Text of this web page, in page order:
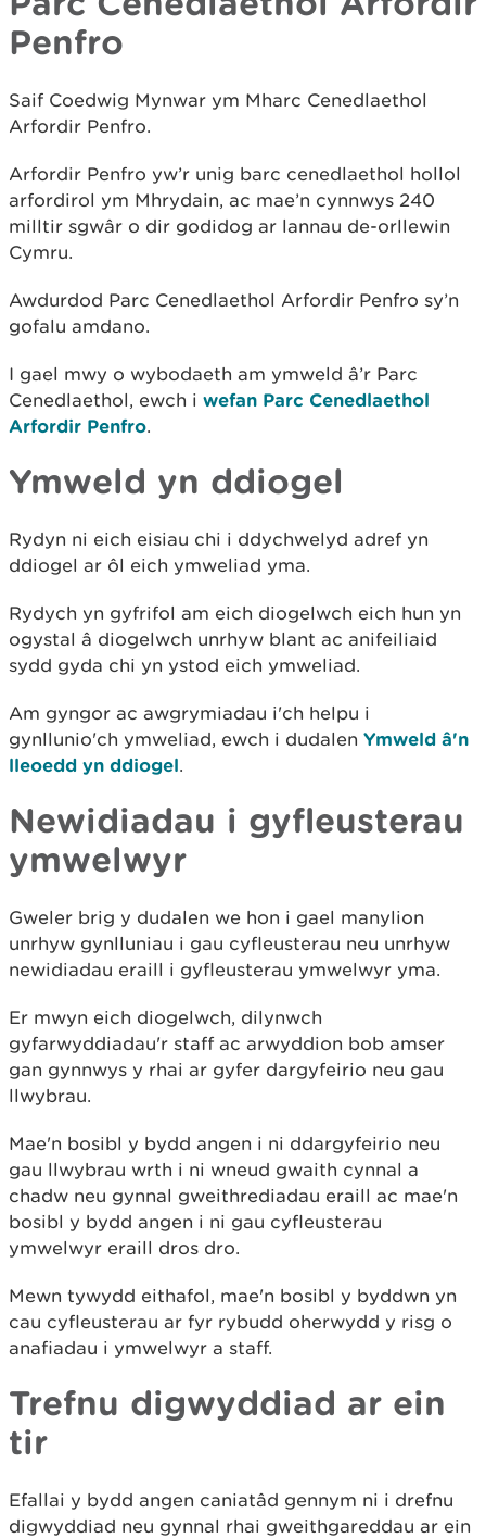
Penfro
Saif Coedwig Mynwar ym Mharc Cenedlaethol
Arfordir Penfro.
Arfordir Penfro yw’r unig barc cenedlaethol hollol
arfordirol ym Mhrydain, ac mae’n cynnwys 240
milltir sgwâr o dir godidog ar lannau de-orllewin
Cymru.
Awdurdod Parc Cenedlaethol Arfordir Penfro sy’n
gofalu amdano.
I gael mwy o wybodaeth am ymweld â’r Parc
Cenedlaethol, ewch i wefan Parc Cenedlaethol
Arfordir Penfro.
Ymweld yn ddiogel
Rydyn ni eich eisiau chi i ddychwelyd adref yn
ddiogel ar ôl eich ymweliad yma.
Rydych yn gyfrifol am eich diogelwch eich hun yn
ogystal â diogelwch unrhyw blant ac anifeiliaid
sydd gyda chi yn ystod eich ymweliad.
Am gyngor ac awgrymiadau i'ch helpu i
gynllunio'ch ymweliad, ewch i dudalen Ymweld â'n
lleoedd yn ddiogel.
Newidiadau i gyfleusterau
ymwelwyr
Gweler brig y dudalen we hon i gael manylion
unrhyw gynlluniau i gau cyfleusterau neu unrhyw
newidiadau eraill i gyfleusterau ymwelwyr yma.
Er mwyn eich diogelwch, dilynwch
gyfarwyddiadau'r staff ac arwyddion bob amser
gan gynnwys y rhai ar gyfer dargyfeirio neu gau
llwybrau.
Mae'n bosibl y bydd angen i ni ddargyfeirio neu
gau llwybrau wrth i ni wneud gwaith cynnal a
chadw neu gynnal gweithrediadau eraill ac mae'n
bosibl y bydd angen i ni gau cyfleusterau
ymwelwyr eraill dros dro.
Mewn tywydd eithafol, mae'n bosibl y byddwn yn
cau cyfleusterau ar fyr rybudd oherwydd y risg o
anafiadau i ymwelwyr a staff.
Trefnu digwyddiad ar ein
tir
Efallai y bydd angen caniatâd gennym ni i drefnu
digwyddiad neu gynnal rhai gweithgareddau ar ein